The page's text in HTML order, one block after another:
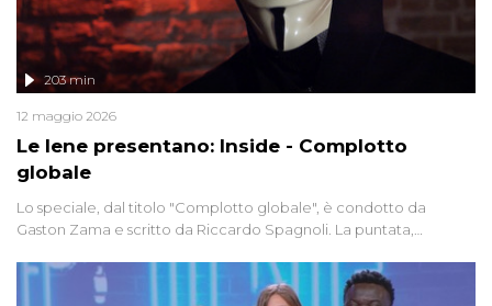
Le Iene presentano: Inside - Complotto
globale
203 min
12 maggio 2026
Lo speciale, dal titolo "Complotto globale", è condotto da
Gaston Zama e scritto da Riccardo Spagnoli. La puntata,
racconta l'universo delle narrazioni alternative, dei sospetti
globali e del complottismo che negli ultimi anni hanno invaso